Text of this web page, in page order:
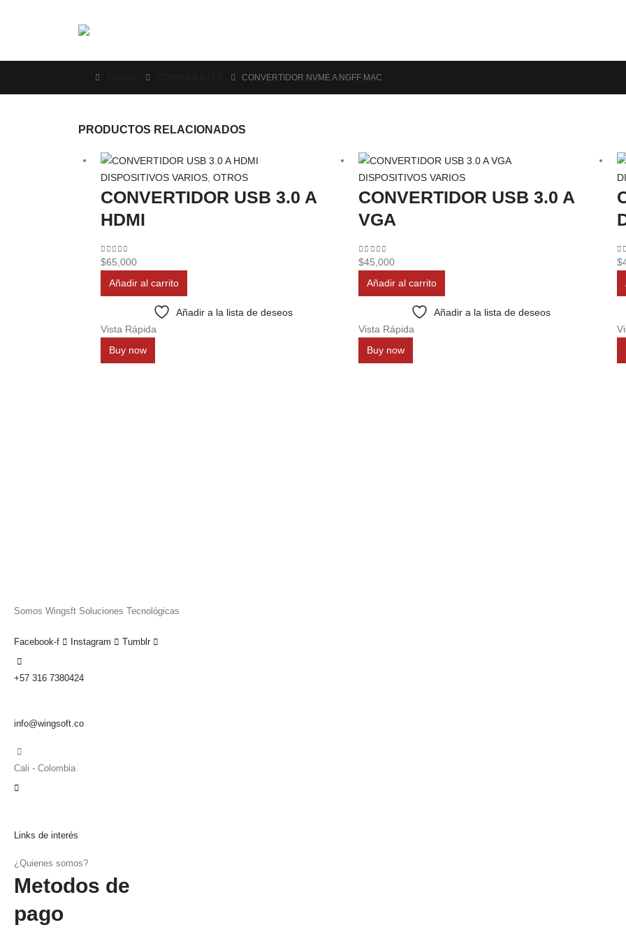
CONVERTIDOR NVME A NGFF MAC
PRODUCTOS RELACIONADOS
DISPOSITIVOS VARIOS, OTROS
CONVERTIDOR USB 3.0 A
HDMI
0out of 5
$65,000
Añadir al carrito
Añadir a la lista de deseos
Vista Rápida
Buy now
DISPOSITIVOS VARIOS
CONVERTIDOR USB 3.0 A
VGA
0out of 5
$45,000
Añadir al carrito
Añadir a la lista de deseos
Vista Rápida
Buy now
0
$
Somos Wingsft Soluciones Tecnológicas
Facebook-f Instagram Tumblr
+57 316 7380424
info@wingsoft.co
Cali - Colombia
Links de interés
¿Quienes somos?
Metodos de
pago